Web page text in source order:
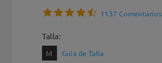
1137 Comentarios
Talla:
M Guía de Talla